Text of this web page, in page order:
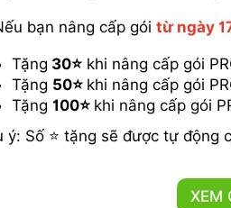
bạn nâng cấp gói từ ngày
Tặng 30⭐ khi nâng cấp gói
Tặng 50⭐ khi nâng cấp gói
Tặng 100⭐ khi nâng cấp gói
ý: Số ⭐ tặng sẽ được tự động
XEM